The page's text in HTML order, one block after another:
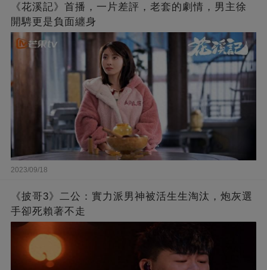
《花溪記》首播，一片差評，老套的劇情，男主徐
開騁更是負面纏身
2023/09/18
《披哥3》二公：實力派男神被活生生淘汰，炮灰選
手卻死賴著不走